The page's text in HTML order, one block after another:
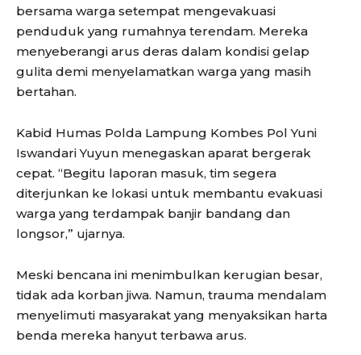
bersama warga setempat mengevakuasi
penduduk yang rumahnya terendam. Mereka
menyeberangi arus deras dalam kondisi gelap
gulita demi menyelamatkan warga yang masih
bertahan.
Kabid Humas Polda Lampung Kombes Pol Yuni
Iswandari Yuyun menegaskan aparat bergerak
cepat. “Begitu laporan masuk, tim segera
diterjunkan ke lokasi untuk membantu evakuasi
warga yang terdampak banjir bandang dan
longsor,” ujarnya.
Meski bencana ini menimbulkan kerugian besar,
tidak ada korban jiwa. Namun, trauma mendalam
menyelimuti masyarakat yang menyaksikan harta
benda mereka hanyut terbawa arus.